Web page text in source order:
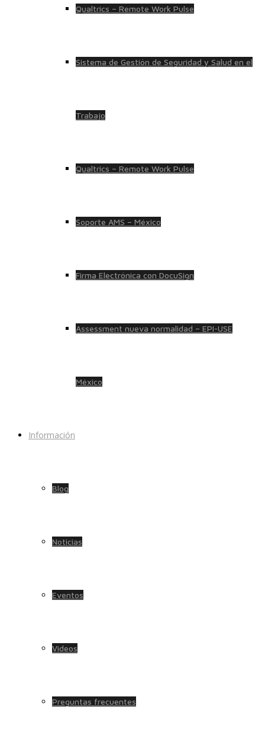
Qualtrics – Remote Work Pulse
Sistema de Gestión de Seguridad y Salud en el
Trabajo
Qualtrics – Remote Work Pulse
Soporte AMS – México
Firma Electrónica con DocuSign
Assessment nueva normalidad – EPI-USE
México
Información
Blog
Noticias
Eventos
Videos
Preguntas frecuentes